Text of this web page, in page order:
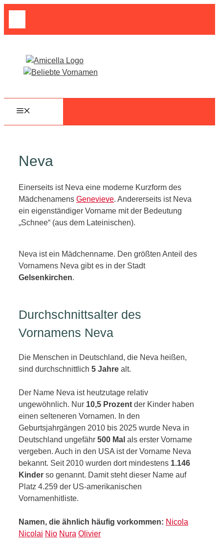
Zum
Neva
Einerseits ist Neva eine moderne Kurzform des
Mädchenamens Genevieve. Andererseits ist Neva
ein eigenständiger Vorname mit der Bedeutung
„Schnee“ (aus dem Lateinischen).
Neva ist ein Mädchenname. Den größten Anteil des
Vornamens Neva gibt es in der Stadt
Gelsenkirchen.
Durchschnittsalter des
Vornamens Neva
Die Menschen in Deutschland, die Neva heißen,
sind durchschnittlich 5 Jahre alt.
Der Name Neva ist heutzutage relativ
ungewöhnlich. Nur 10,5 Prozent der Kinder haben
einen selteneren Vornamen. In den
Geburtsjahrgängen 2010 bis 2025 wurde Neva in
Deutschland ungefähr 500 Mal als erster Vorname
vergeben. Auch in den USA ist der Vorname Neva
bekannt. Seit 2010 wurden dort mindestens 1.146
Kinder so genannt. Damit steht dieser Name auf
Platz 4.259 der US-amerikanischen
Vornamenhitliste.
Namen, die ähnlich häufig vorkommen: Nicola
Nicolai Nio Nura Olivier